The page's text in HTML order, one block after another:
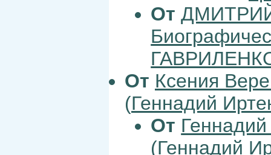
От
От Ксения
(Геннадий
От
(Геннадий